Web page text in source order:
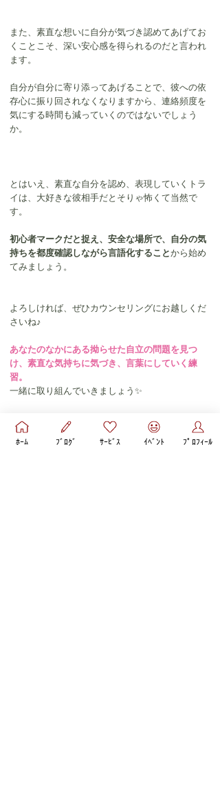
また、素直な想いに自分が気づき認めてあげてお
くことこそ、深い安心感を得られるのだと言われ
ます。
自分が自分に寄り添ってあげることで、彼への依
存心に振り回されなくなりますから、連絡頻度を
気にする時間も減っていくのではないでしょう
か。
とはいえ、素直な自分を認め、表現していくトラ
イは、大好きな彼相手だとそりゃ怖くて当然で
す。
初心者マークだと捉え、安全な場所で、自分の気
持ちを都度確認しながら言語化することから始め
てみましょう。
よろしければ、ぜひカウンセリングにお越しくだ
さいね♪
あなたのなかにある拗らせた自立の問題を見つ
け、素直な気持ちに気づき、言葉にしていく練
習。
一緒に取り組んでいきましょう✨
✧*｡
ﾎｰﾑ ﾌﾞﾛｸﾞ ｻｰﾋﾞｽ ｲﾍﾞﾝﾄ ﾌﾟﾛﾌｨｰﾙ